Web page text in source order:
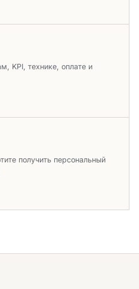
KPI, технике, оплате и
получить персональный